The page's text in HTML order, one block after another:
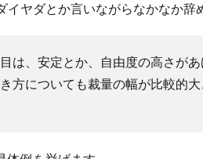
イヤダとか言いながらなかなか辞
は、安定とか、自由度の高さが
方についても裁量の幅が比較的